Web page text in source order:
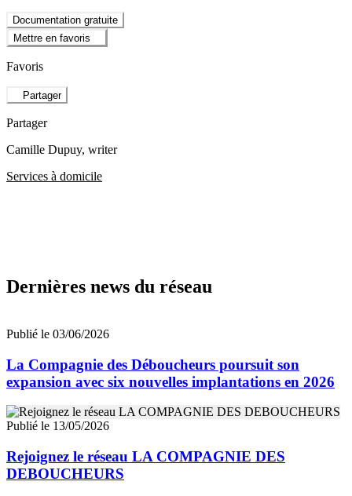
Documentation gratuite
Mettre en favoris
Favoris
Partager
Partager
Camille Dupuy, writer
Services à domicile
Dernières news du réseau
Publié le 03/06/2026
La Compagnie des Déboucheurs poursuit son
expansion avec six nouvelles implantations en 2026
Publié le 13/05/2026
Rejoignez le réseau LA COMPAGNIE DES
DEBOUCHEURS